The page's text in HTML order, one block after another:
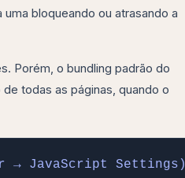
bloqueando ou atrasando a
Porém, o bundling padrão do
todas as páginas, quando o
→ JavaScript Settings)